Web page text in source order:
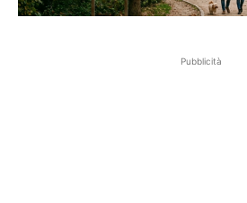
Pubblicità